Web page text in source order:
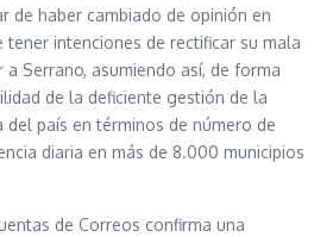
de haber cambiado de opinión en
tener intenciones de rectificar su mala
a Serrano, asumiendo así, de forma
de la deficiente gestión de la
del país en términos de número de
diaria en más de 8.000 municipios
de Correos confirma una